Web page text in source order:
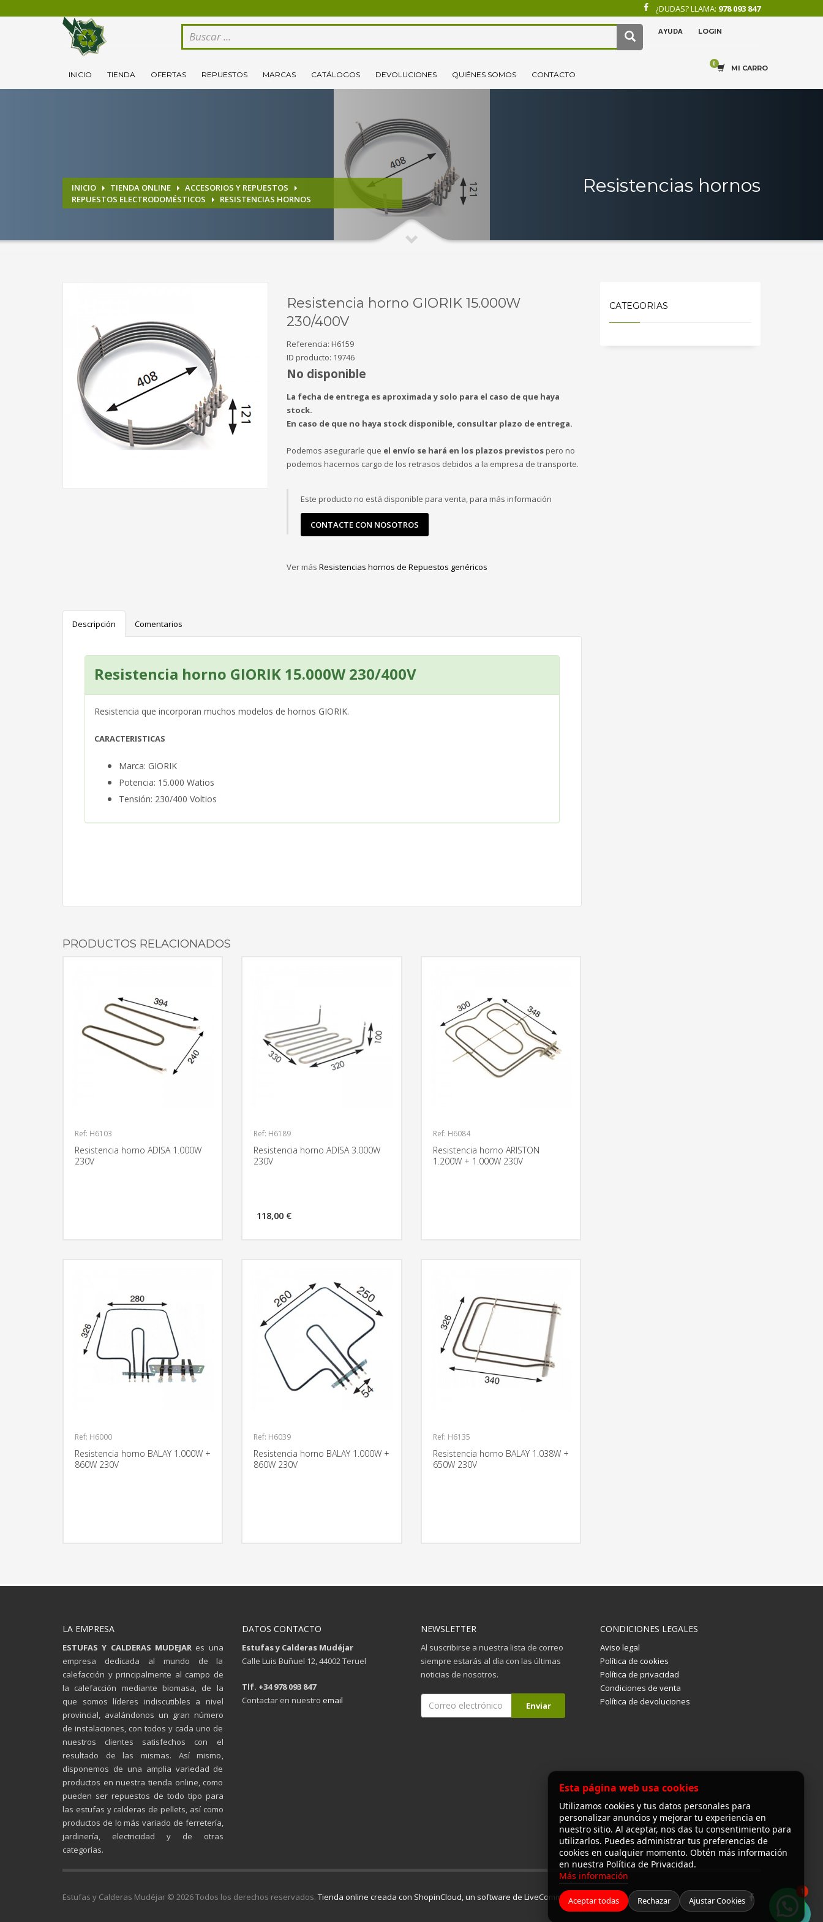
CÓMO COMPRAR
Logeate con tu cuenta de cliente.
¿DUDAS? LLAMA: 978 093 847
AYUDA LOGIN
INICIO TIENDA OFERTAS REPUESTOS MARCAS CATÁLOGOS DEVOLUCIONES QUIÉNES SOMOS CONTACTO
MI CARRO
INICIO TIENDA ONLINE
ACCESORIOS Y REPUESTOS
REPUESTOS ELECTRODOMÉSTICOS
RESISTENCIAS HORNOS
Resistencias hornos
Resistencia horno GIORIK 15.000W
230/400V
Referencia: H6159
ID producto: 19746
No disponible
La fecha de entrega es aproximada y solo para el caso de que haya
stock.
En caso de que no haya stock disponible, consultar plazo de entrega.
Podemos asegurarle que el envío se hará en los plazos previstospero no
podemos hacernos cargo de los retrasos debidos a la empresa de transporte.
Este producto no está disponible para venta, para más información
CONTACTE CON NOSOTROS
Ver más Resistencias hornos de Repuestos genéricos
Descripción Comentarios
Resistencia horno GIORIK 15.000W 230/400V
Resistencia que incorporan muchos modelos de hornos GIORIK.
CARACTERISTICAS
Marca: GIORIK
Potencia: 15.000 Watios
Tensión: 230/400 Voltios
PRODUCTOS RELACIONADOS
Ref: H6103
Resistencia horno ADISA 1.000W
230V
Ref: H6189
Resistencia horno ADISA 3.000W
230V
118,00 €
Ref: H6084
Resistencia horno ARISTON
1.200W + 1.000W 230V
Ref: H6000
Resistencia horno BALAY 1.000W +
860W 230V
Ref: H6039
Resistencia horno BALAY 1.000W +
860W 230V
Ref: H6135
Resistencia horno BALAY 1.038W +
650W 230V
CATEGORIAS
LA EMPRESA
ESTUFAS Y CALDERAS MUDEJAR es una
empresa dedicada al mundo de la
calefacción y principalmente al campo de
la calefacción mediante biomasa, de la
que somos líderes indiscutibles a nivel
provincial, avalándonos un gran número
de instalaciones, con todos y cada uno de
nuestros clientes satisfechos con el
resultado de las mismas. Así mismo,
disponemos de una amplia variedad de
productos en nuestra tienda online, como
pueden ser repuestos de todo tipo para
las estufas y calderas de pellets, así como
productos de lo más variado de ferretería,
jardinería, electricidad y de otras
categorías.
DATOS CONTACTO
Estufas y Calderas Mudéjar
Calle Luis Buñuel 12, 44002 Teruel
Tlf. +34 978 093 847
Contactar en nuestro email
NEWSLETTER
Al suscribirse a nuestra lista de correo
siempre estarás al día con las últimas
noticias de nosotros.
CONDICIONES LEGALES
Aviso legal
Política de cookies
Política de privacidad
Condiciones de venta
Política de devoluciones
Estufas y Calderas Mudéjar © 2026 Todos los derechos reservados. Tienda online creada con ShopinCloud, un software de LiveCommerce
1
Esta página web usa cookies
Utilizamos cookies y tus datos personales para
personalizar anuncios y mejorar tu experiencia en
nuestro sitio. Al aceptar, nos das tu consentimiento para
utilizarlos. Puedes administrar tus preferencias de
cookies en cualquier momento. Obtén más información
en nuestra Política de Privacidad.
Más información
Aceptar todas Rechazar Ajustar Cookies